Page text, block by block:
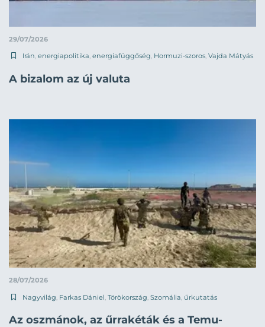
29/07/2026
Irán, energiapolitika, energiafüggőség, Hormuzi-szoros, Vajda Mátyás
A bizalom az új valuta
28/07/2026
Nagyvilág Farkas Dániel Törökország Szomália űrkutatás
Az oszmánok, az űrrakéták és a Temu-